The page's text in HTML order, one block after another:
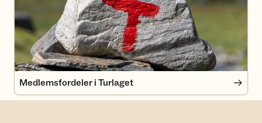
Medlemsfordeler i Turlaget